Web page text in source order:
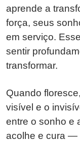
aprende a
força, seus
em serviço.
sentir
transformar.
Quando
visível e o
entre o sonho e
acolhe e cura —